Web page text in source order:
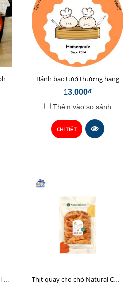
Đồ uống nước giải khát cà phê sữa hạt Chop Chef Bánh bao tươi thượng hạng
13.000₫
Thêm vào so sánh
CHI TIẾT
Cá Hồi Sấy Cho Chó Natural Core 45gr Thịt quay cho chó Natural Core 70g